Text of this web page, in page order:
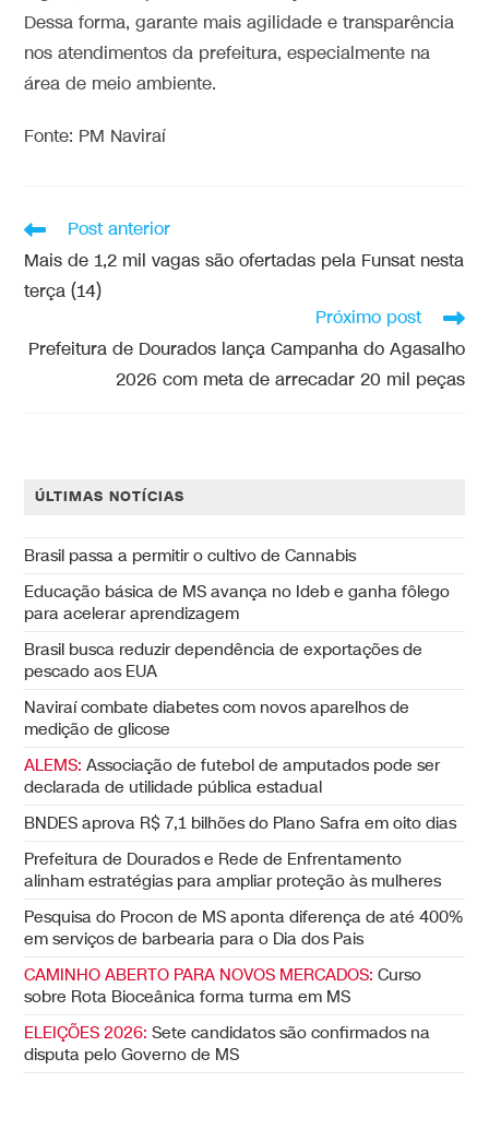
Dessa forma, garante mais agilidade e transparência
nos atendimentos da prefeitura, especialmente na
área de meio ambiente.
Fonte: PM Naviraí
Post anterior
Mais de 1,2 mil vagas são ofertadas pela Funsat nesta
terça (14)
Próximo post
Prefeitura de Dourados lança Campanha do Agasalho
2026 com meta de arrecadar 20 mil peças
ÚLTIMAS NOTÍCIAS
Brasil passa a permitir o cultivo de Cannabis
Educação básica de MS avança no Ideb e ganha fôlego
para acelerar aprendizagem
Brasil busca reduzir dependência de exportações de
pescado aos EUA
Naviraí combate diabetes com novos aparelhos de
medição de glicose
ALEMS: Associação de futebol de amputados pode ser
declarada de utilidade pública estadual
BNDES aprova R$ 7,1 bilhões do Plano Safra em oito dias
Prefeitura de Dourados e Rede de Enfrentamento
alinham estratégias para ampliar proteção às mulheres
Pesquisa do Procon de MS aponta diferença de até 400%
em serviços de barbearia para o Dia dos Pais
CAMINHO ABERTO PARA NOVOS MERCADOS: Curso
sobre Rota Bioceânica forma turma em MS
ELEIÇÕES 2026: Sete candidatos são confirmados na
disputa pelo Governo de MS